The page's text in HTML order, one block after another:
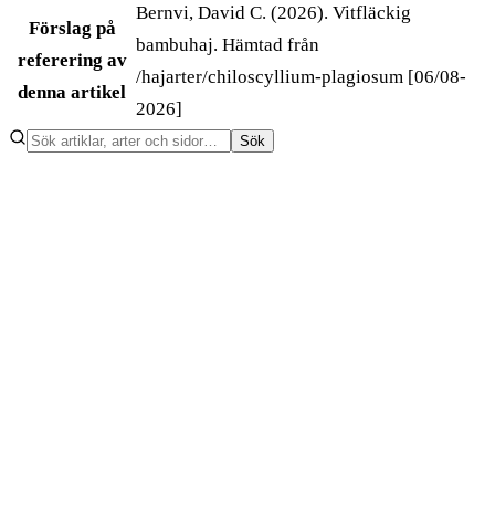
Förslag på
referering av
denna artikel
Bernvi, David C. (2026). Vitfläckig
bambuhaj. Hämtad från
/hajarter/chiloscyllium-plagiosum [06/08-
2026]
Sök